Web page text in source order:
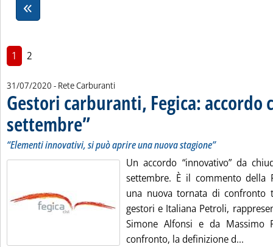
1 2
31/07/2020 - Rete Carburanti
Gestori carburanti, Fegica: accordo
settembre”. Sottotitolo: “Elementi innovativi, si può aprire una nuova
. Pubblicata venerdì 31 luglio 2020 alle 14.2.
“Elementi innovativi, si può aprire una nuova stagione”
Un accordo “innovativo” da
settembre. È il commento della
una nuova tornata di confronto
gestori e Italiana Petroli,
Simone Alfonsi e da Massimo
confronto, la definizione d...